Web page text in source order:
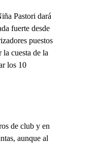
Pastori dará
fuerte desde
puestos
cuesta de la
los 10
de club y en
aunque al